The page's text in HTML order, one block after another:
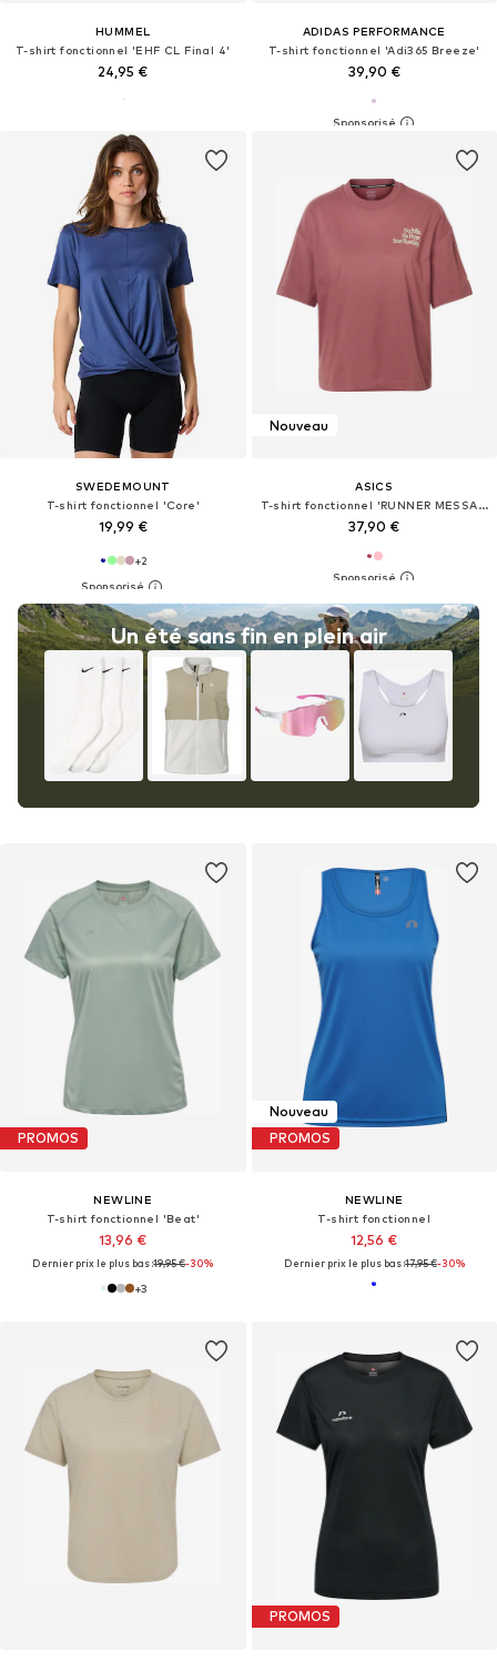
HUMMEL
T-shirt fonctionnel 'EHF CL Final 4'
24,95 €
ADIDAS PERFORMANCE
T-shirt fonctionnel 'Adi365 Breeze'
39,90 €
SWEDEMOUNT
T-shirt fonctionnel 'Core'
19,99 €
+2
Un été sans fin en plein air
Nouveau
ASICS
T-shirt fonctionnel 'RUNNER MESSAGE'
37,90 €
PROMOS
NEWLINE
T-shirt fonctionnel 'Beat'
13,96 €
Dernier prix le plus bas :19,95 €-30%
+3
Nouveau
PROMOS
NEWLINE
T-shirt fonctionnel
12,56 €
Dernier prix le plus bas :17,95 €-30%
PROMOS